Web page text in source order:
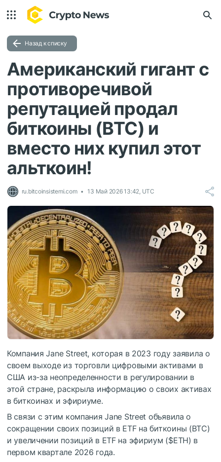
Назад к списку
Американский гигант с
противоречивой
репутацией продал
биткоины (BTC) и
вместо них купил этот
альткоин!
ru.bitcoinsistemi.com 13 Май 2026 13:42, UTC
Компания Jane Street, которая в 2023 году заявила о
своем выходе из торговли цифровыми активами в
США из-за неопределенности в регулировании в
этой стране, раскрыла информацию о своих активах
в биткоинах и эфириуме.
В связи с этим компания Jane Street объявила о
сокращении своих позиций в ETF на биткоины (BTC)
и увеличении позиций в ETF на эфириум ($ETH) в
первом квартале 2026 года.